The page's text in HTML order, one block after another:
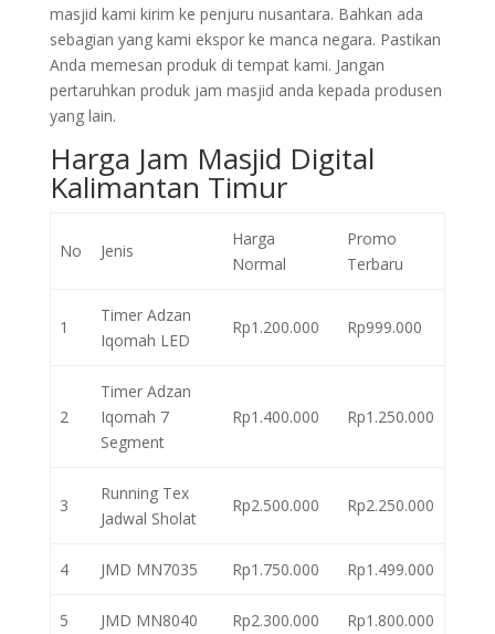
masjid kami kirim ke penjuru nusantara. Bahkan ada
sebagian yang kami ekspor ke manca negara. Pastikan
Anda memesan produk di tempat kami. Jangan
pertaruhkan produk jam masjid anda kepada produsen
yang lain.
Harga Jam Masjid Digital
Kalimantan Timur
No Jenis
Harga
Normal
Promo
Terbaru
1
Timer Adzan
Iqomah LED
Rp1.200.000 Rp999.000
2
Timer Adzan
Iqomah 7
Segment
Rp1.400.000 Rp1.250.000
3
Running Tex
Jadwal Sholat
Rp2.500.000 Rp2.250.000
4 JMD MN7035 Rp1.750.000 Rp1.499.000
5 JMD MN8040 Rp2.300.000 Rp1.800.000